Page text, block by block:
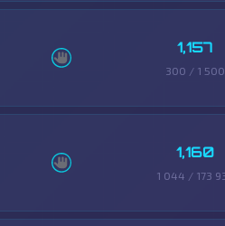
1,157
300 / 1 500
1,160
1 044 / 173